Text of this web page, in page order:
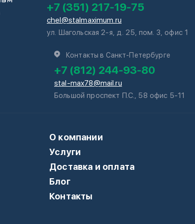
+7 (351) 217-19-75
chel@stalmaximum.ru
ул. Шагольская 2-я, д. 25, пом. 3, офис 1
Контакты в Санкт-Петербурге
+7 (812) 244-93-80
stal-max78@mail.ru
Большой проспект П.С., 58 офис 5-11
О компании
Услуги
Доставка и оплата
Блог
Контакты